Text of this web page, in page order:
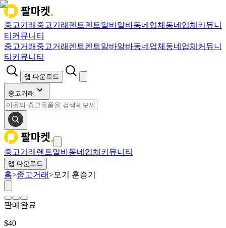
중고거래 중고거래 렌트렌트알바알바동네업체 동네업체 커뮤니
티 커뮤니티
중고거래 중고거래 렌트렌트알바알바동네업체 동네업체 커뮤니
티 커뮤니티
앱 다운로드
중고거래
중고거래 렌트알바동네업체 커뮤니티
앱 다운로드
홈>중고거래>모기 훈증기
판매완료
$40